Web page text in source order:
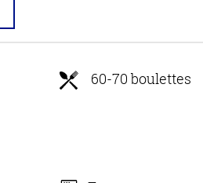
60-70 boulettes